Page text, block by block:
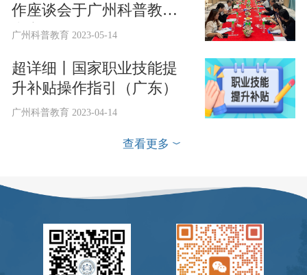
作座谈会于广州科普教育
中心召开
广州科普教育 2023-05-14
超详细丨国家职业技能提
升补贴操作指引（广东）
广州科普教育 2023-04-14
查看更多